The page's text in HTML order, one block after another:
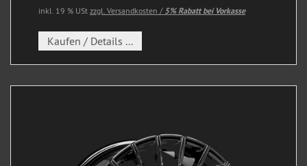
inkl. 19 % USt zzgl. Versandkosten / 5% Rabatt bei Vorkasse
Kaufen / Details ...